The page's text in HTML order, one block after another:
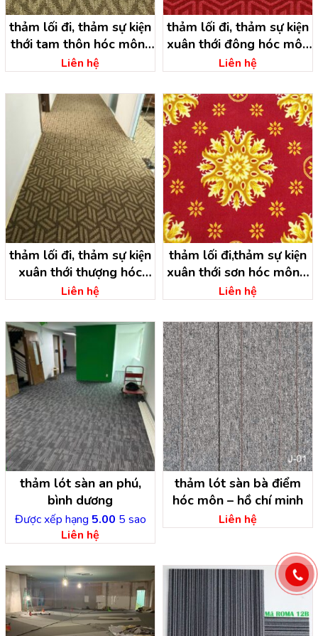
thảm lối đi, thảm sự kiện
thới tam thôn hóc môn-
hồ chí minh
Liên hệ
thảm lối đi, thảm sự kiện
xuân thới đông hóc môn
– hồ chí minh
Liên hệ
thảm lối đi, thảm sự kiện
xuân thới thượng hóc
môn – hồ chí minh
Liên hệ
thảm lối đi,thảm sự kiện
xuân thới sơn hóc môn –
hồ chí minh
Liên hệ
thảm lót sàn an phú,
bình dương
Được xếp hạng 5.00 5 sao
Liên hệ
thảm lót sàn bà điểm
hóc môn – hồ chí minh
Liên hệ